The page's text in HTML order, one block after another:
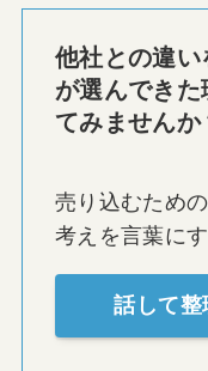
他社との違
が選んでき
てみませんか
売り込むため
考えを言葉に
話して整